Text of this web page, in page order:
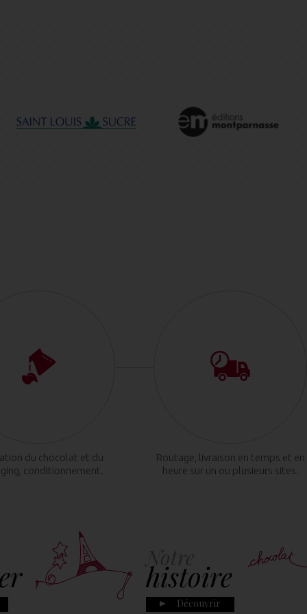
du chocolat et du
conditionnement.
Routage, livraison en temps et en
heure sur un ou plusieurs sites.
histoire
Découvrir